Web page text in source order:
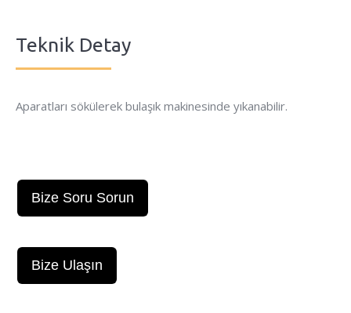
Teknik Detay
Aparatları sökülerek bulaşık makinesinde yıkanabilir.
Bize Soru Sorun
Bize Ulaşın